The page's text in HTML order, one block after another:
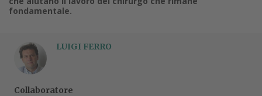
fondamentale.
LUIGI FERRO
Collaboratore